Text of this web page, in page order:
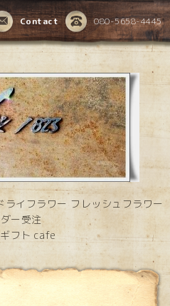
080-5658-4445
Contact
イフラワー フレッシュフラワー
ー受注
フト cafe